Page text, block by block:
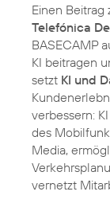
Einen
Telefónica
BASECAMP
KI beitragen
setzt KI und
verbessern:
des
Media,
vernetzt